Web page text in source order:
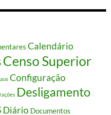
Calendário
Censo Superior
Configuração
Desligamento
Diário Documentos